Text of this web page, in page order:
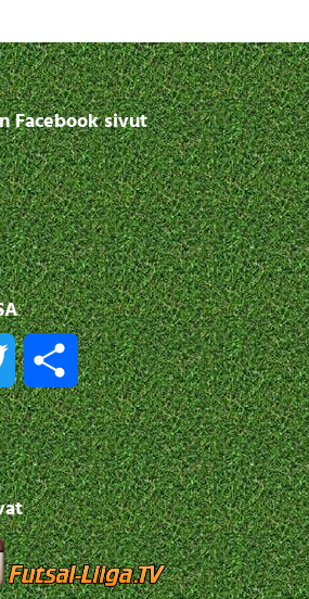
Facebook sivut
T
w
i
t
t
S
h
a
r
e